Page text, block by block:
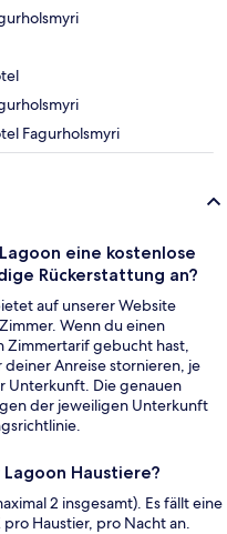
Fagurholsmyri
eine kostenlose
Rückerstattung an?
auf unserer Website
Wenn du einen
Zimmertarif gebucht hast,
Anreise stornieren, je
Unterkunft. Die genauen
der jeweiligen Unterkunft
Haustiere?
2 insgesamt). Es fällt eine
Haustier, pro Nacht an.